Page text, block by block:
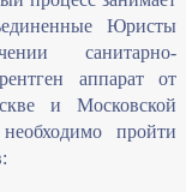
Юристы
санитарно-
аппарат от
и Московской
пройти